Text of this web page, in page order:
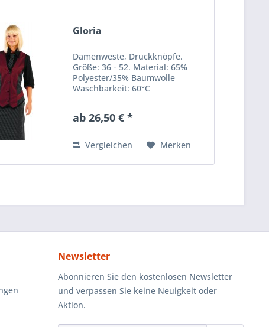
Gloria
Damenweste, Druckknöpfe.
Größe: 36 - 52. Material: 65%
Polyester/35% Baumwolle
Waschbarkeit: 60°C
ab 26,50 € *
Vergleichen Merken
Newsletter
Abonnieren Sie den kostenlosen Newsletter
und verpassen Sie keine Neuigkeit oder
Aktion.